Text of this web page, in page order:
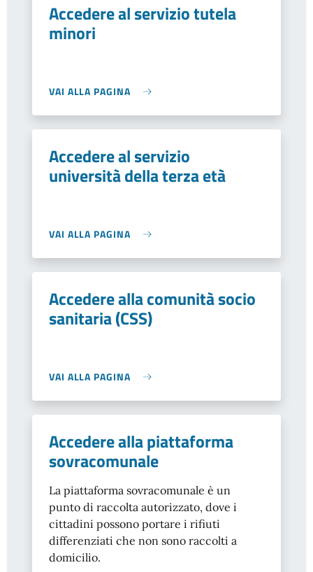
Accedere al servizio tutela
minori
VAI ALLA PAGINA
Accedere al servizio
università della terza età
VAI ALLA PAGINA
Accedere alla comunità socio
sanitaria (CSS)
VAI ALLA PAGINA
Accedere alla piattaforma
sovracomunale
La piattaforma sovracomunale è un
punto di raccolta autorizzato, dove i
cittadini possono portare i rifiuti
differenziati che non sono raccolti a
domicilio.